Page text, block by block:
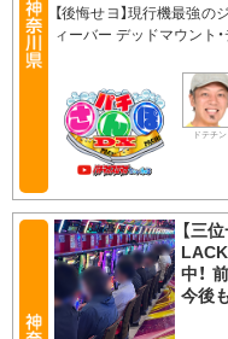
【後悔せヨ】現行機最強
ィーバー デッドマウント・
ドテチン
【三
中！
今後